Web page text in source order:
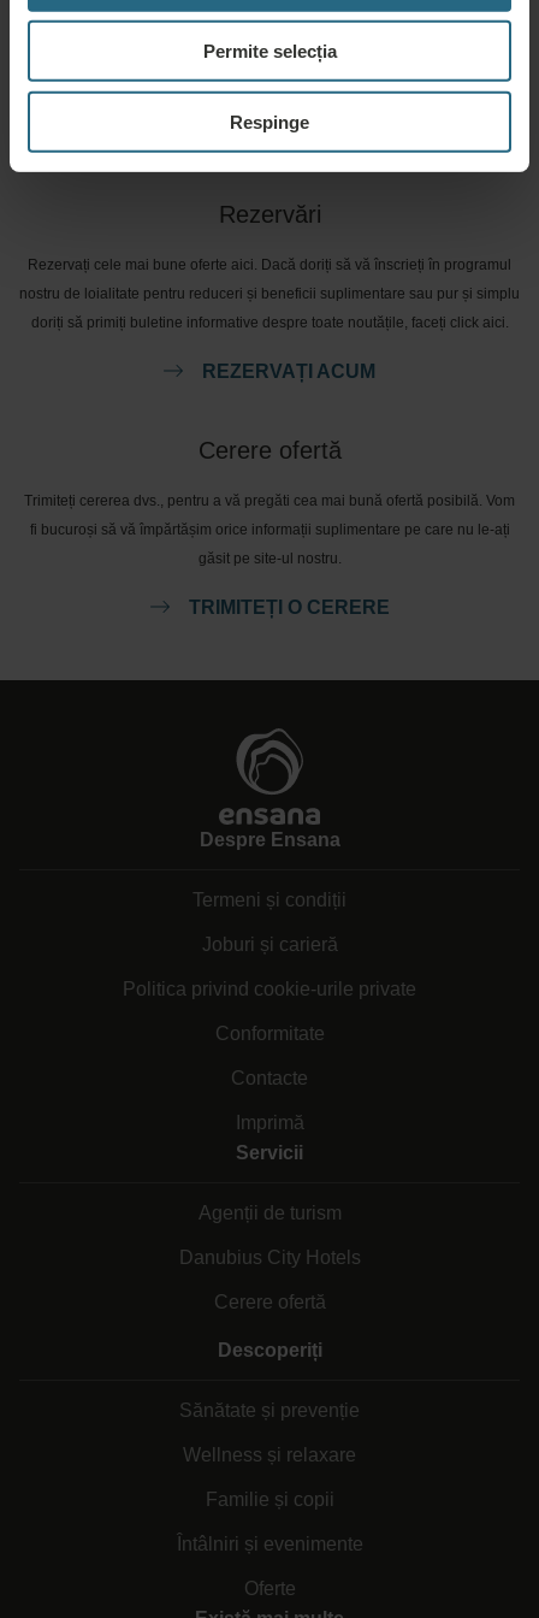
Permite selecția
Respinge
Vă rugăm să ne contactați pentru orice întrebare legată de hotelurile noastre
Ensana, sau de serviciile noastre. Pentru întrebări și răspunsuri legate de
programul nostru de loialitate, vă rugăm să faceți click aici.
PUNEȚI O ÎNTREBARE
Rezervări
Rezervați cele mai bune oferte aici. Dacă doriți să vă înscrieți în programul
nostru de loialitate pentru reduceri și beneficii suplimentare sau pur și simplu
doriți să primiți buletine informative despre toate noutățile, faceți click aici.
REZERVAȚI ACUM
Cerere ofertă
Trimiteți cererea dvs., pentru a vă pregăti cea mai bună ofertă posibilă. Vom
fi bucuroși să vă împărtășim orice informații suplimentare pe care nu le-ați
găsit pe site-ul nostru.
TRIMITEȚI O CERERE
Despre Ensana
Termeni și condiții
Joburi și carieră
Politica privind cookie-urile private
Conformitate
Contacte
Imprimă
Servicii
Agenții de turism
Danubius City Hotels
Cerere ofertă
Descoperiți
Sănătate și prevenție
Wellness și relaxare
Familie și copii
Întâlniri și evenimente
Oferte